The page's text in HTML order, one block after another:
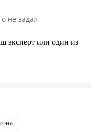
не задал
эксперт или один из